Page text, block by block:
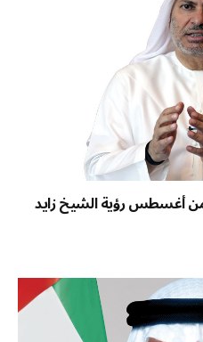
أغسطس رؤية الشيخ زايد